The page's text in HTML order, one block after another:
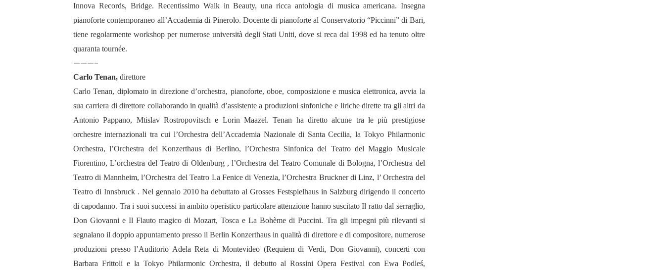
Innova Records, Bridge. Recentissimo Walk in Beauty, una ricca antologia di musica americana. Insegna
pianoforte contemporaneo all’Accademia di Pinerolo. Docente di pianoforte al Conservatorio “Piccinni” di Bari,
tiene regolarmente workshop per numerose università degli Stati Uniti, dove si reca dal 1998 ed ha tenuto oltre
quaranta tournée.
———-
Carlo Tenan, direttore
Carlo Tenan, diplomato in direzione d’orchestra, pianoforte, oboe, composizione e musica elettronica, avvia la
sua carriera di direttore collaborando in qualità d’assistente a produzioni sinfoniche e liriche dirette tra gli altri da
Antonio Pappano, Mtislav Rostropovitsch e Lorin Maazel. Tenan ha diretto alcune tra le più prestigiose
orchestre internazionali tra cui l’Orchestra dell’Accademia Nazionale di Santa Cecilia, la Tokyo Philarmonic
Orchestra, l’Orchestra del Konzerthaus di Berlino, l’Orchestra Sinfonica del Teatro del Maggio Musicale
Fiorentino, L’orchestra del Teatro di Oldenburg , l’Orchestra del Teatro Comunale di Bologna, l’Orchestra del
Teatro di Mannheim, l’Orchestra del Teatro La Fenice di Venezia, l’Orchestra Bruckner di Linz, l’ Orchestra del
Teatro di Innsbruck . Nel gennaio 2010 ha debuttato al Grosses Festspielhaus in Salzburg dirigendo il concerto
di capodanno. Tra i suoi successi in ambito operistico particolare attenzione hanno suscitato Il ratto dal serraglio,
Don Giovanni e Il Flauto magico di Mozart, Tosca e La Bohème di Puccini. Tra gli impegni più rilevanti si
segnalano il doppio appuntamento presso il Berlin Konzerthaus in qualità di direttore e di compositore, numerose
produzioni presso l’Auditorio Adela Reta di Montevideo (Requiem di Verdi, Don Giovanni), concerti con
Barbara Frittoli e la Tokyo Philarmonic Orchestra, il debutto al Rossini Opera Festival con Ewa Podleś,